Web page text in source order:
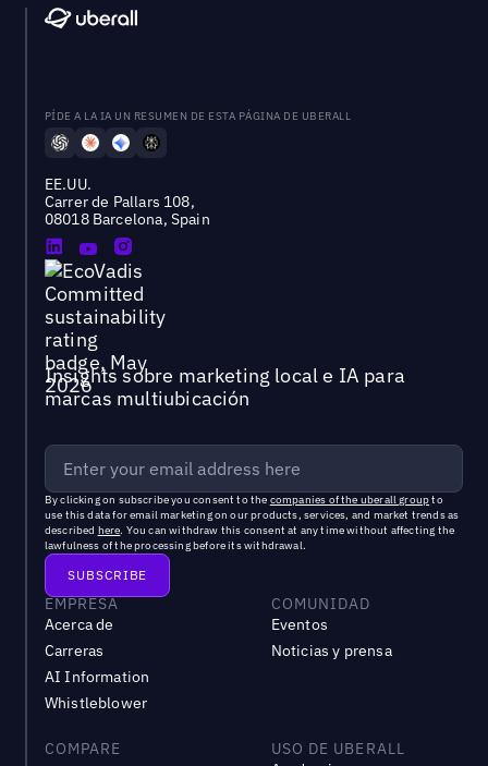
PÍDE A LA IA UN RESUMEN DE ESTA PÁGINA DE UBERALL
EE.UU.
Carrer de Pallars 108,
08018 Barcelona, Spain
Insights sobre marketing local e IA para
marcas multiubicación
By clicking on subscribe you consent to the companies of the uberall groupto
use this data for email marketing on our products, services, and market trends as
described here. You can withdraw this consent at any time without affecting the
lawfulness of the processing before its withdrawal.
EMPRESA
Acerca de
Carreras
AI Information
Whistleblower
COMUNIDAD
Eventos
Noticias y prensa
COMPARE
USO DE UBERALL